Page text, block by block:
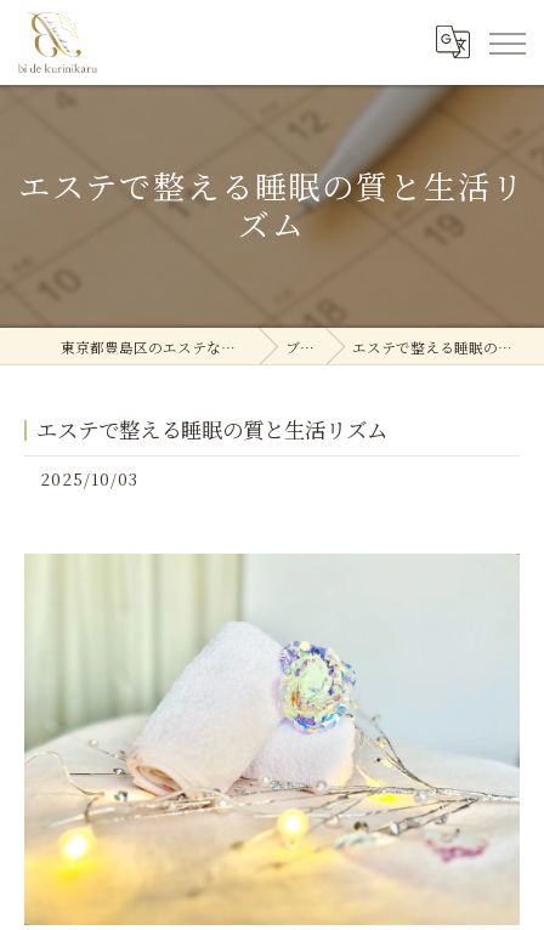
エステで整える睡眠の質と生活リ
ズム
東京都豊島区のエステなら美deクリニカル ブログ エステで整える睡眠の質と生活リズム
エステで整える睡眠の質と生活リズム
2025/10/03